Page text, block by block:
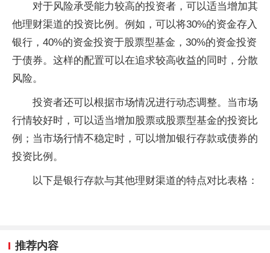
对于风险承受能力较高的投资者，可以适当增加其
他理财渠道的投资比例。例如，可以将30%的资金存入
银行，40%的资金投资于股票型基金，30%的资金投资
于债券。这样的配置可以在追求较高收益的同时，分散
风险。
投资者还可以根据市场情况进行动态调整。当市场
行情较好时，可以适当增加股票或股票型基金的投资比
例；当市场行情不稳定时，可以增加银行存款或债券的
投资比例。
以下是银行存款与其他理财渠道的特点对比表格：
推荐内容